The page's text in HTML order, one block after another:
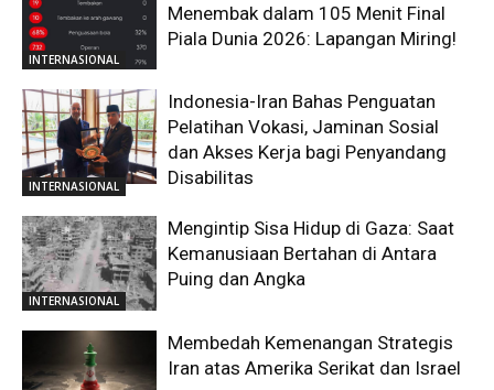
INTERNASIONAL
Menembak dalam 105 Menit Final
Piala Dunia 2026: Lapangan Miring!
INTERNASIONAL
Indonesia-Iran Bahas Penguatan
Pelatihan Vokasi, Jaminan Sosial
dan Akses Kerja bagi Penyandang
Disabilitas
INTERNASIONAL
Mengintip Sisa Hidup di Gaza: Saat
Kemanusiaan Bertahan di Antara
Puing dan Angka
Membedah Kemenangan Strategis
Iran atas Amerika Serikat dan Israel